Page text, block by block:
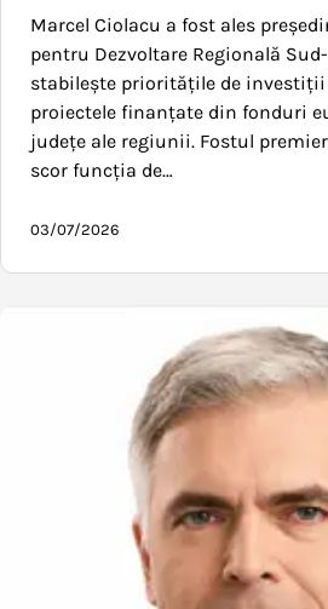
Marcel Ciolacu a fost ales
pentru Dezvoltare Regională
stabilește prioritățile de investiții
proiectele finanțate din fonduri
județe ale regiunii. Fostul
scor funcția de…
03/07/2026